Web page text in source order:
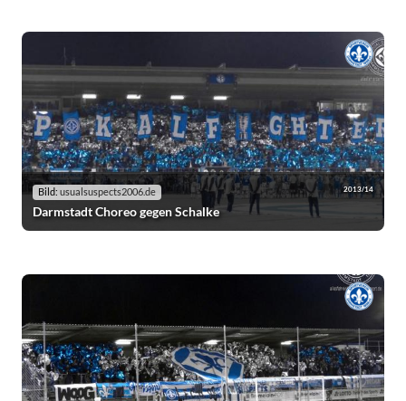
Bild: usualsuspects2006.de 2013/14
Darmstadt Choreo gegen Schalke